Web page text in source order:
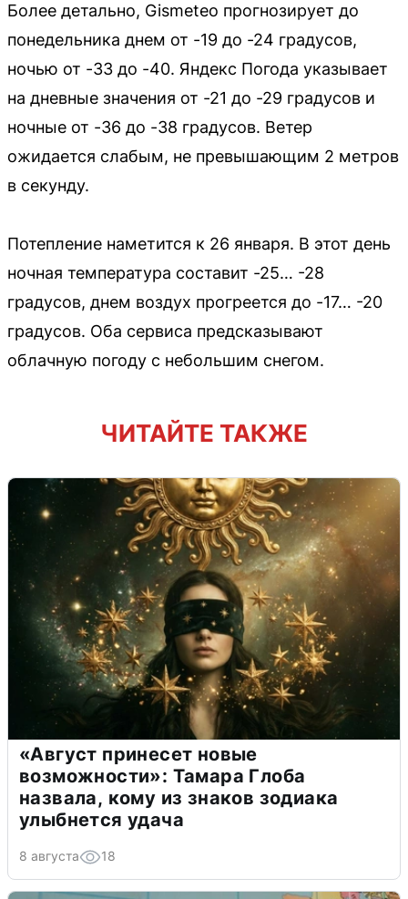
Более детально, Gismeteo прогнозирует до
понедельника днем от -19 до -24 градусов,
ночью от -33 до -40. Яндекс Погода указывает
на дневные значения от -21 до -29 градусов и
ночные от -36 до -38 градусов. Ветер
ожидается слабым, не превышающим 2 метров
в секунду.
Потепление наметится к 26 января. В этот день
ночная температура составит -25… -28
градусов, днем воздух прогреется до -17… -20
градусов. Оба сервиса предсказывают
облачную погоду с небольшим снегом.
ЧИТАЙТЕ ТАКЖЕ
«Август принесет новые
возможности»: Тамара Глоба
назвала, кому из знаков зодиака
улыбнется удача
8 августа 18